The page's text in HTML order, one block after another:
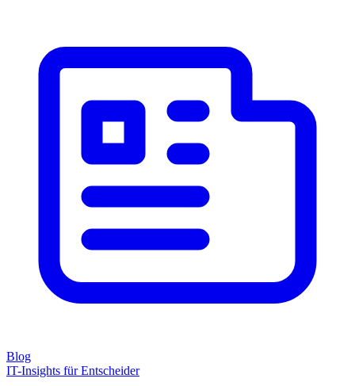
Blog
IT-Insights für Entscheider